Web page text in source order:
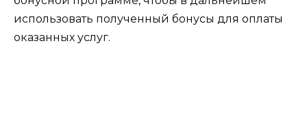
использовать полученный бонусы для оплаты
оказанных услуг.